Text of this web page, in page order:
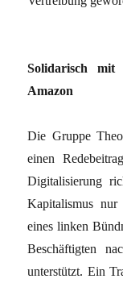
Solidarisch mit
Amazon
Die Gruppe
einen
Digitalisierung
Kapitalismus
eines linken
Beschäftigten
unterstützt. Ein